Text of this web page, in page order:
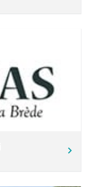
chevron_right